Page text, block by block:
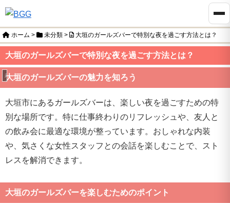
ホーム > 未分類 > 大垣のガールズバーで特別な夜を過ごす方法とは？
大垣のガールズバーで特別な夜を過ごす方法とは？
未分類
大垣のガールズバーの魅力を知ろう
大垣市にあるガールズバーは、楽しい夜を過ごすための特
別な場所です。特に仕事終わりのリフレッシュや、友人と
の飲み会に最適な環境が整っています。おしゃれな内装
や、気さくな女性スタッフとの会話を楽しむことで、スト
レスを解消できます。
大垣のガールズバーを楽しむためのポイント